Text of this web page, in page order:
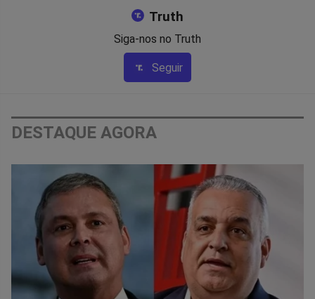
Truth
Siga-nos no Truth
Seguir
DESTAQUE AGORA